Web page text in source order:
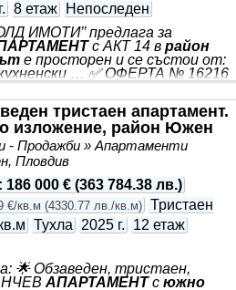
8 етаж
Непоследен
ИМОТИ’’ предлага за
с АКТ 14 в район
е просторен и се състои от:
кухненски … ✅ ОФЕРТА № 16216
за *** . ➡️ *** бокс, две
отделна тоалетна, тераса и
- изток-запад 🚗
паркоместа. 🧱 Намира се
на АКТ 14. Изпълнява се от
в града с богат
📍 В близост до всичко
аптека, салони, спирка
тристаен апартамент.
изложение, район Южен
- Продажби » Апартаменти
Пловдив
: 186 000 € (363 784.38 лв.)
€/кв.м (4330.77 лв./кв.м) Тристаен
Тухла 2025 г.
12 етаж
🌟 Обзаведен, тристаен,
АПАРТАМЕНТс южно